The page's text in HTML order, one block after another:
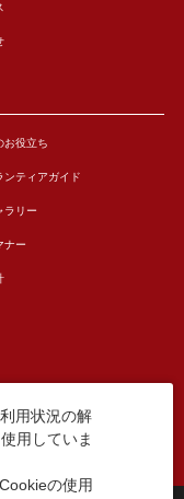
お役立ち
ンティアガイド
ラリー
ナー
について
用状況の解
用していま
の使用